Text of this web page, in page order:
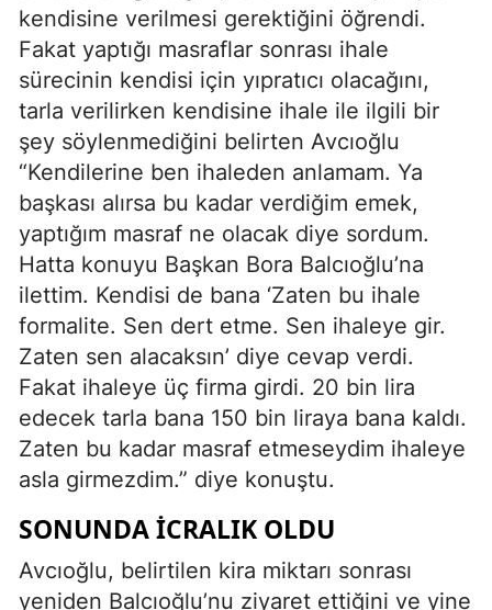
kendisine verilmesi gerektiğini öğrendi.
Fakat yaptığı masraflar sonrası ihale
sürecinin kendisi için yıpratıcı olacağını,
tarla verilirken kendisine ihale ile ilgili bir
şey söylenmediğini belirten Avcıoğlu
“Kendilerine ben ihaleden anlamam. Ya
başkası alırsa bu kadar verdiğim emek,
yaptığım masraf ne olacak diye sordum.
Hatta konuyu Başkan Bora Balcıoğlu’na
ilettim. Kendisi de bana ‘Zaten bu ihale
formalite. Sen dert etme. Sen ihaleye gir.
Zaten sen alacaksın’ diye cevap verdi.
Fakat ihaleye üç firma girdi. 20 bin lira
edecek tarla bana 150 bin liraya bana kaldı.
Zaten bu kadar masraf etmeseydim ihaleye
asla girmezdim.” diye konuştu.
SONUNDA ICRALIK OLDU
Avcıoğlu, belirtilen kira miktarı sonrası
yeniden Balcıoğlu’nu ziyaret ettiğini ve yine